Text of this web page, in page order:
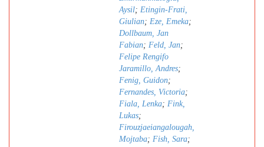
Aysil; Etingin-Frati,
Giulian; Eze, Emeka;
Dollbaum, Jan
Fabian; Feld, Jan;
Felipe Rengifo
Jaramillo, Andres;
Fenig, Guidon;
Fernandes, Victoria;
Fiala, Lenka; Fink,
Lukas;
Firouzjaeiangalougah,
Mojtaba; Fish, Sara;